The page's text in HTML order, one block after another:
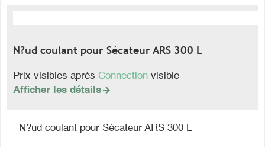
N?ud coulant pour Sécateur ARS 300 L
Prix visibles après Connection visible
Afficher les détails
N?ud coulant pour Sécateur ARS 300 L